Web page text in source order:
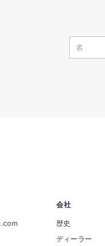
会社
歴史
ディーラー